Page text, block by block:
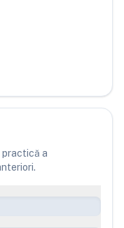
practică a